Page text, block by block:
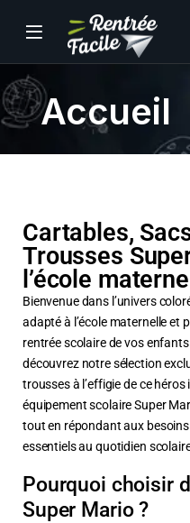
Accueil
Cartables,
Trousses
l’école
Bienvenue dans l’univers
adapté à l’école maternelle et
rentrée scolaire de vos
découvrez notre sélection
trousses à l’effigie de ce
équipement scolaire Super
tout en répondant aux
essentiels au quotidien
Pourquoi choisir
Super Mario ?